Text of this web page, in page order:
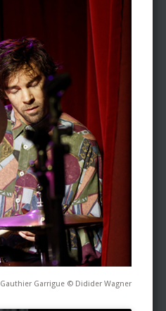
Gauthier Garrigue © Didider Wagner